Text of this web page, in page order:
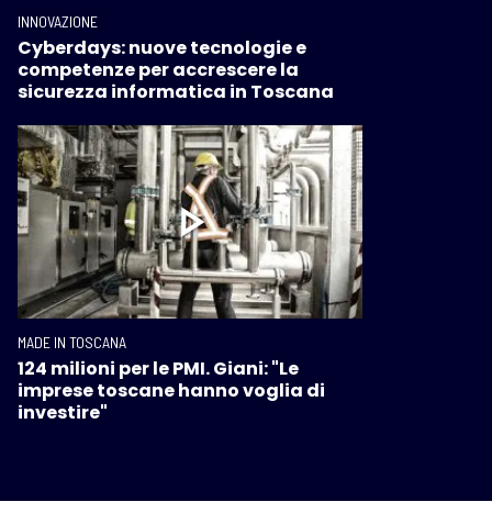
INNOVAZIONE
Cyberdays: nuove tecnologie e
competenze per accrescere la
sicurezza informatica in Toscana
MADE IN TOSCANA
124 milioni per le PMI. Giani: "Le
imprese toscane hanno voglia di
investire"